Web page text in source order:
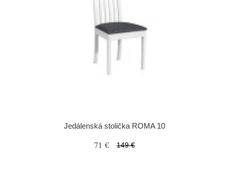
Jedálenská stolička ROMA 10
71 € 149 €